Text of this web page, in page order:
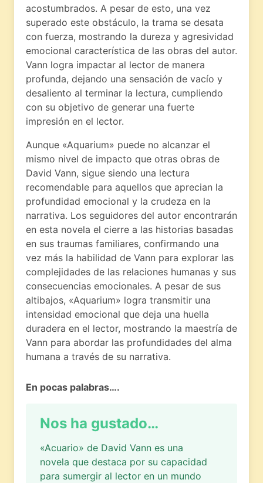
acostumbrados. A pesar de esto, una vez
superado este obstáculo, la trama se desata
con fuerza, mostrando la dureza y agresividad
emocional característica de las obras del autor.
Vann logra impactar al lector de manera
profunda, dejando una sensación de vacío y
desaliento al terminar la lectura, cumpliendo
con su objetivo de generar una fuerte
impresión en el lector.
Aunque «Aquarium» puede no alcanzar el
mismo nivel de impacto que otras obras de
David Vann, sigue siendo una lectura
recomendable para aquellos que aprecian la
profundidad emocional y la crudeza en la
narrativa. Los seguidores del autor encontrarán
en esta novela el cierre a las historias basadas
en sus traumas familiares, confirmando una
vez más la habilidad de Vann para explorar las
complejidades de las relaciones humanas y sus
consecuencias emocionales. A pesar de sus
altibajos, «Aquarium» logra transmitir una
intensidad emocional que deja una huella
duradera en el lector, mostrando la maestría de
Vann para abordar las profundidades del alma
humana a través de su narrativa.
En pocas palabras….
Nos ha gustado…
«Acuario» de David Vann es una
novela que destaca por su capacidad
para sumergir al lector en un mundo